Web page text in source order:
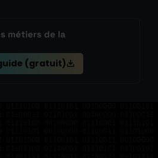
métiers de la
(gratuit)
01110101 00100000 01100011 01101000
01101000 01100101 01110011 00100000
01101100 01110001 01110101 01100101